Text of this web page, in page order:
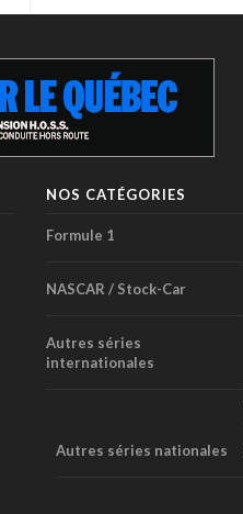
NOS CATÉGORIES
Formule 1
NASCAR / Stock-Car
Autres séries
internationales
Autres séries nationales